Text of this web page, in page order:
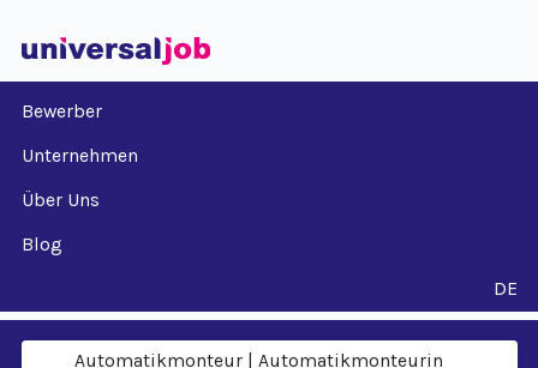
Bewerber
Unternehmen
Über Uns
Blog
DE